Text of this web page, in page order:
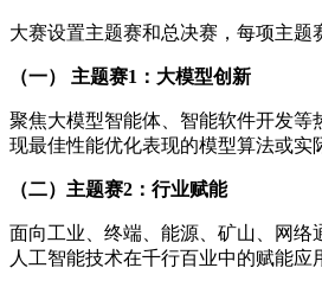
大赛设置主题赛和总决赛，每项主题
（一） 主题赛1：大模型创新
聚焦大模型智能体、智能软件开发
现最佳性能优化表现的模型算法或实
（二）主题赛2：行业赋能
面向工业、终端、能源、矿山、网
人工智能技术在千行百业中的赋能应